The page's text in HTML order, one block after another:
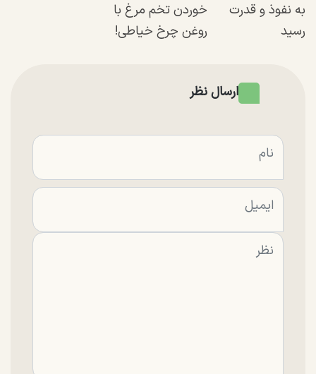
به نفوذ و قدرت
رسید
خوردن تخم مرغ با
روغن چرخ خیاطی!
ارسال نظر